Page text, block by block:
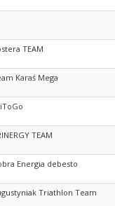
TEAM
Karaś Mega
TEAM
Energia debesto
Triathlon Team